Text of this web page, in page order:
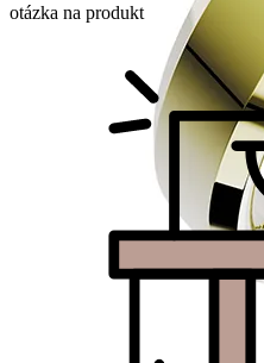
otázka na produkt